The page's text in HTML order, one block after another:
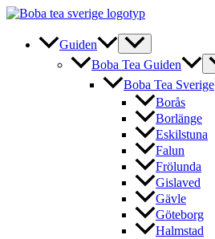
Hoppa
innehåll
Guiden
Boba Tea Guiden
Boba Tea Sverige
Borås
Borlänge
Eskilstuna
Falun
Frölunda
Gislaved
Gävle
Göteborg
Halmstad